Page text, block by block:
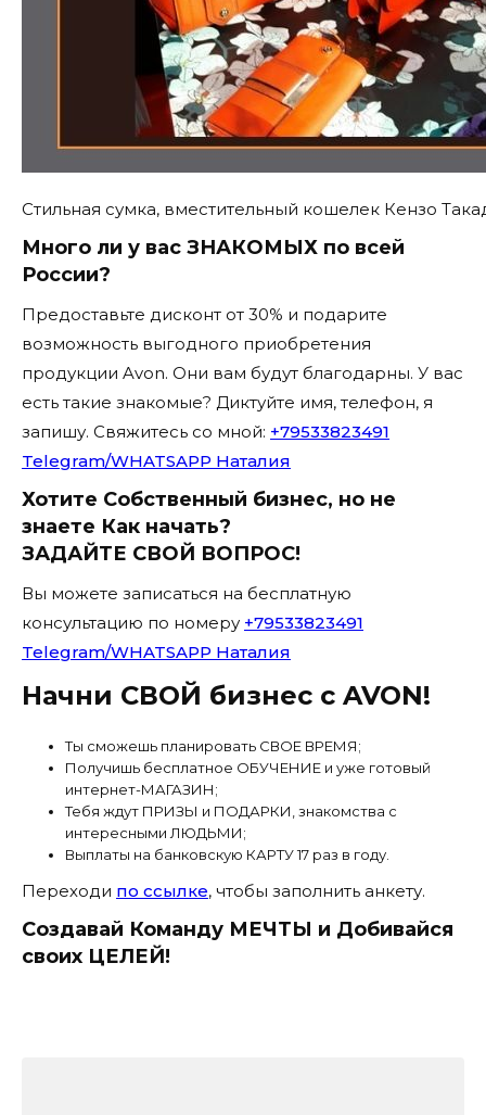
Стильная сумка, вместительный кошелек Кензо
Много ли у вас ЗНАКОМЫХ по всей
России?
Предоставьте дисконт от 30% и подарите
возможность выгодного приобретения
продукции Avon. Они вам будут благодарны. У вас
есть такие знакомые? Диктуйте имя, телефон, я
запишу. Свяжитесь со мной: +79533823491
Telegram/WHATSAPP Наталия
Хотите Собственный бизнес, но не
знаете Как начать?
ЗАДАЙТЕ СВОЙ ВОПРОС!
Вы можете записаться на бесплатную
консультацию по номеру +79533823491
Telegram/WHATSAPP Наталия
Начни СВОЙ бизнес с AVON!
Ты сможешь планировать СВОЕ ВРЕМЯ;
Получишь бесплатное ОБУЧЕНИЕ и уже готовый
интернет-МАГАЗИН;
Тебя ждут ПРИЗЫ и ПОДАРКИ, знакомства с
интересными ЛЮДЬМИ;
Выплаты на банковскую КАРТУ 17 раз в году.
Переходи по ссылке, чтобы заполнить анкету.
Создавай Команду МЕЧТЫ и Добивайся
своих ЦЕЛЕЙ!